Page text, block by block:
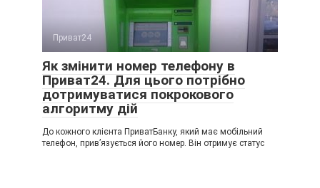
Приват24
Як змінити номер телефону в
Приват24. Для цього потрібно
дотримуватися покрокового
алгоритму дій
До кожного клієнта ПриватБанку, який має мобільний
телефон, прив’язується його номер. Він отримує статус